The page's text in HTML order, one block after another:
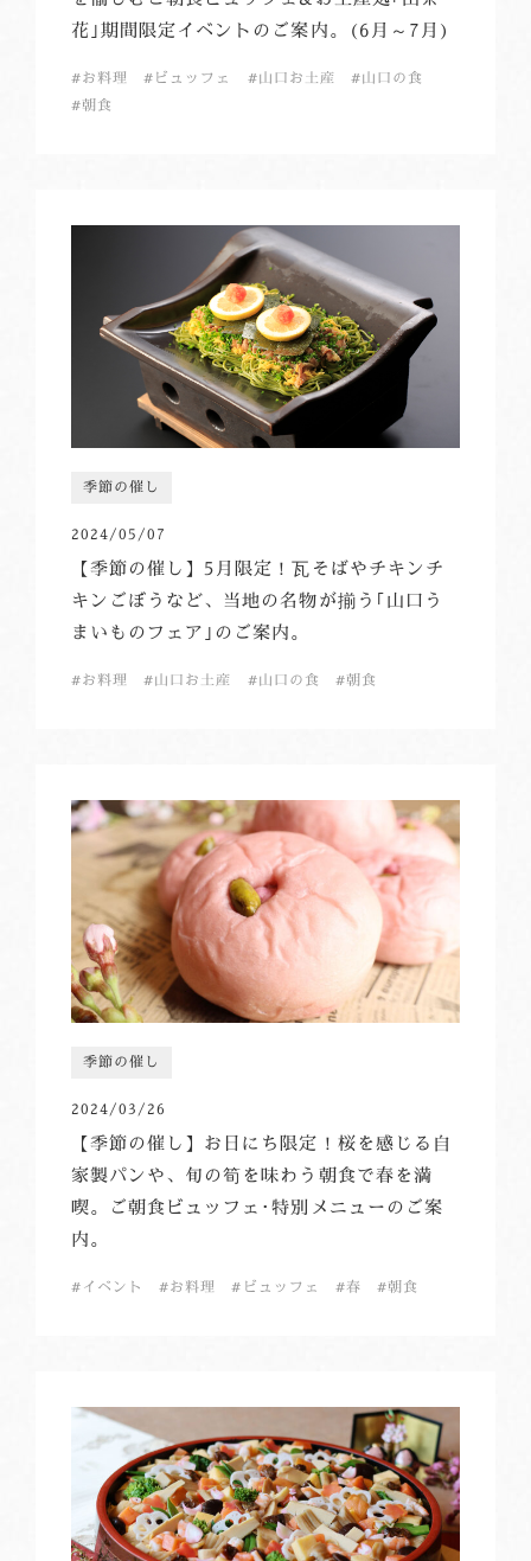
花｣期間限定イベントのご案内。(6月～7月)
お料理 ビュッフェ 山口お土産
山口の食
朝食
季節の催し
2024/05/07
【季節の催し】5月限定！瓦そばやチキンチ
キンごぼうなど、当地の名物が揃う｢山口う
まいものフェア｣のご案内。
お料理 山口お土産 山口の食 朝食
季節の催し
2024/03/26
【季節の催し】お日にち限定！桜を感じる自
家製パンや、旬の筍を味わう朝食で春を満
喫。ご朝食ビュッフェ･特別メニューのご案
内。
イベント お料理 ビュッフェ 春 朝食